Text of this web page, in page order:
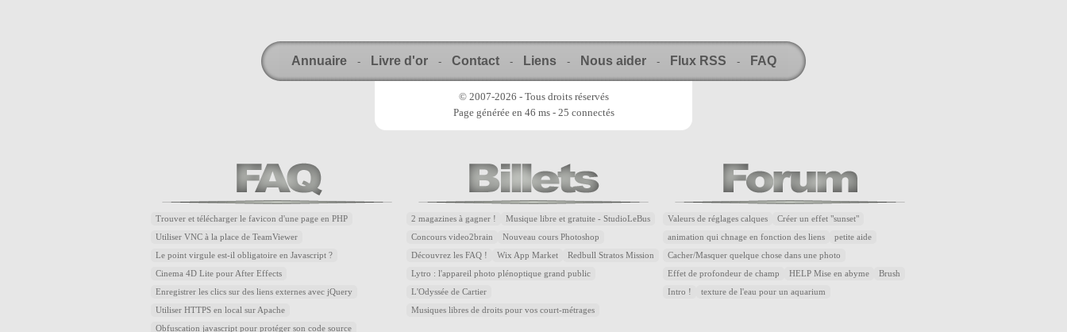
Annuaire - Livre d'or - Contact - Liens - Nous aider - Flux RSS - FAQ
© 2007-2026 - Tous droits réservés
Page générée en 46 ms - 25 connectés
Trouver et télécharger le favicon d'une page en PHP
Utiliser VNC à la place de TeamViewer
Le point virgule est-il obligatoire en Javascript ?
Cinema 4D Lite pour After Effects
Enregistrer les clics sur des liens externes avec jQuery
Utiliser HTTPS en local sur Apache
Obfuscation javascript pour protéger son code source
2 magazines à gagner ! Musique libre et gratuite - StudioLeBus
Concours video2brain Nouveau cours Photoshop
Découvrez les FAQ ! Wix App Market Redbull Stratos Mission
Lytro : l'appareil photo plénoptique grand public
L'Odyssée de Cartier
Musiques libres de droits pour vos court-métrages
Valeurs de réglages calques Créer un effet "sunset"
animation qui chnage en fonction des liens petite aide
Cacher/Masquer quelque chose dans une photo
Effet de profondeur de champ HELP Mise en abyme Brush
Intro ! texture de l'eau pour un aquarium